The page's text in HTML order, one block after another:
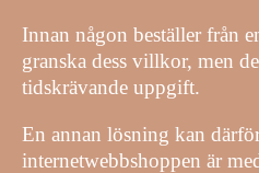
Innan någon beställer från
granska dess villkor, men
tidskrävande uppgift.
En annan lösning kan
internetwebbshoppen är